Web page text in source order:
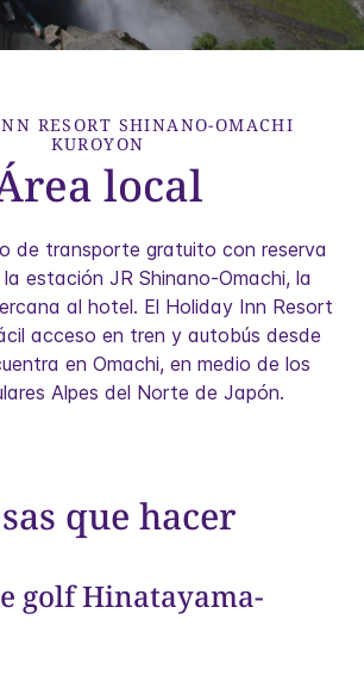
RESORT SHINANO-OMACHI
KUROYON
local
de transporte gratuito con reserva
estación JR Shinano-Omachi, la
al hotel. El Holiday Inn Resort
acceso en tren y autobús desde
en Omachi, en medio de los
Alpes del Norte de Japón.
que hacer
golf Hinatayama-